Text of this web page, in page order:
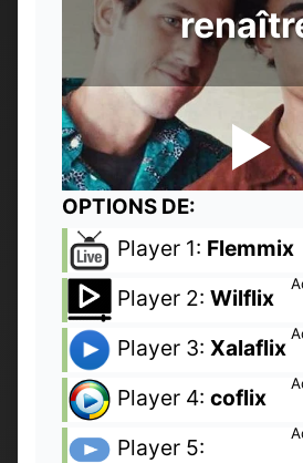
OPTIONS DE:
Player 1: Flemmix
Player 2: Wilflix
Player 3: Xalaflix
Player 4: coflix
Player 5: